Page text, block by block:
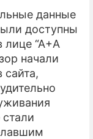
данные
доступны
лице “А+А
начали
сайта,